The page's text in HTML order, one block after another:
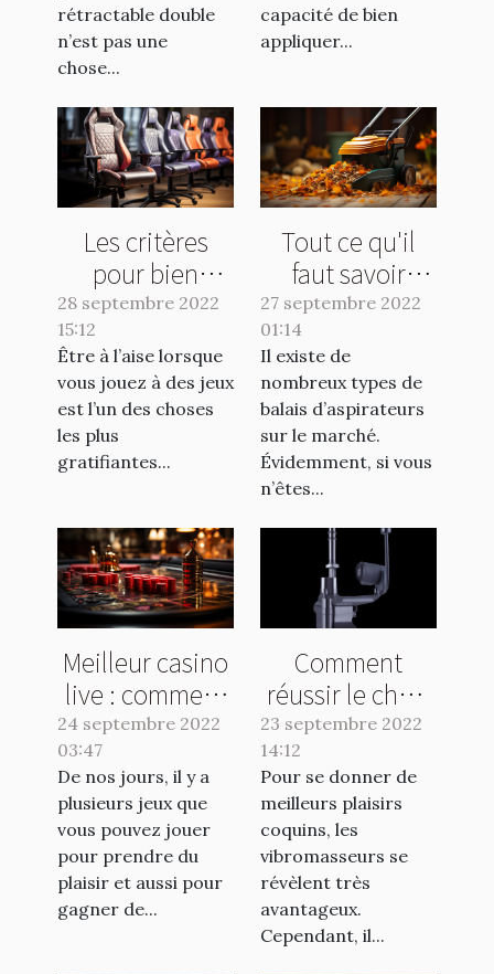
rétractable double
n’est pas une
chose...
capacité de bien
appliquer...
Les critères
pour bien
choisir une
chaise pour
gamer
28 septembre 2022
15:12
Être à l’aise lorsque
vous jouez à des jeux
est l’un des choses
les plus
gratifiantes...
Tout ce qu'il
faut savoir
avant l'achat
d'un balai
aspirateur
27 septembre 2022
01:14
Il existe de
nombreux types de
balais d’aspirateurs
sur le marché.
Évidemment, si vous
n’êtes...
Meilleur casino
live : comment
faire le bon
24 septembre 2022
03:47
De nos jours, il y a
plusieurs jeux que
vous pouvez jouer
pour prendre du
plaisir et aussi pour
gagner de...
Comment
réussir le choix
de votre
vibromasseur ?
23 septembre 2022
14:12
Pour se donner de
meilleurs plaisirs
coquins, les
vibromasseurs se
révèlent très
avantageux.
Cependant, il...